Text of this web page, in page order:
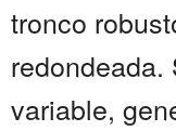
tronco
variable,